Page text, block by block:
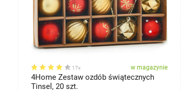
17x w magazynie
4Home Zestaw ozdób świątecznych
Tinsel, 20 szt.